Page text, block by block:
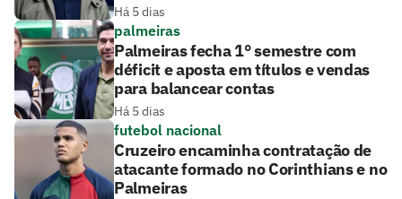
Há 5 dias
palmeiras
Palmeiras fecha 1° semestre com
déficit e aposta em títulos e vendas
para balancear contas
Há 5 dias
futebol nacional
Cruzeiro encaminha contratação de
atacante formado no Corinthians e no
Palmeiras